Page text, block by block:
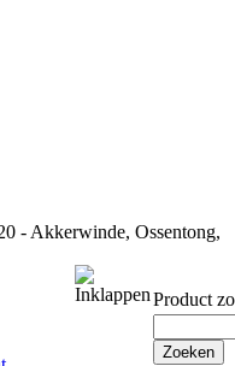
- Akkerwinde, Ossentong,
Product